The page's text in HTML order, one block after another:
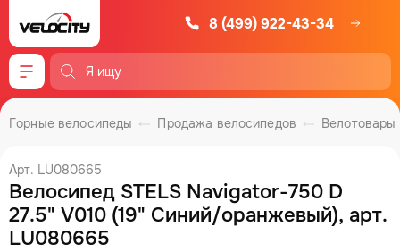
8 (499) 922-43-34
Меню
Велотовары
Продажа велосипедов
Горные велосипеды
Арт. LU080665
Велосипед STELS Navigator-750 D
27.5" V010 (19" Синий/оранжевый), арт.
LU080665